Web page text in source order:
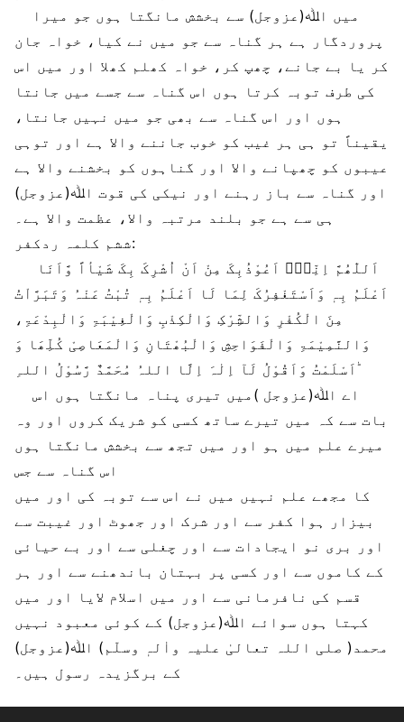
پروردگار ہے ہر گناہ سے جو میں نے کیا، خواہ جان
کر یا بے جانے، چھپ کر، خواہ کھلم کھلا اور میں اس
کی طرف توبہ کرتا ہوں اس گناہ سے جسے میں جانتا
ہوں اور اس گناہ سے بھی جو میں نہیں جانتا،
یقیناً تو ہی ہر غیب کو خوب جاننے والا ہے اور توہی
عیبوں کو چھپانے والا اور گناہوں کو بخشنے والا ہے
اور گناہ سے باز رہنے اور نیکی کی قوت اﷲ(عزوجل)
ہی سے ہے جو بلند مرتبہ والا، عظمت والا ہے۔
ششم کلمہ ردکفر:
اَعْلَمُ بِہٖ وَاَسْتَغْفِرُکَ لِمَا لَا اَعْلَمُ بِہٖ تُبْتُ عَنْہُ وَتَبَرَّاْتُ
مِنَ الْکُفْرِ وَالشِّرْکِ وَالْکِذْبِ وَالْغِیْبَۃِ وَالْبِدْعَۃِ،
وَالنَّمِیْمَۃِ وَالْفَوَاحِشِ وَالْبُھْتَانِ وَالْمَعَاصِیْ کُلِّھَا وَ
اَسْلَمْتُ وَاَقُوْلُ لَآ اِلٰہَ اِلَّا اللہُ مُحَمَّدٌ رَّسُوْلُ اللہِ ؕ
بات سے کہ میں تیرے ساتھ کسی کو شریک کروں اور وہ
میرے علم میں ہو اور میں تجھ سے بخشش مانگتا ہوں
اس گناہ سے جس
کا مجھے علم نہیں میں نے اس سے توبہ کی اور میں
بیزار ہوا کفر سے اور شرک اور جھوٹ اور غیبت سے
اور بری نو ایجادات سے اور چغلی سے اور بے حیائی
کے کاموں سے اور کسی پر بہتان باندھنے سے اور ہر
قسم کی نافرمانی سے اور میں اسلام لایا اور میں
کہتا ہوں سوائے اﷲ(عزوجل) کے کوئی معبود نہیں
محمد( صلی اللہ تعالیٰ علیہ واٰلہٖ وسلّم) اﷲ(عزوجل)
کے برگزیدہ رسول ہیں۔